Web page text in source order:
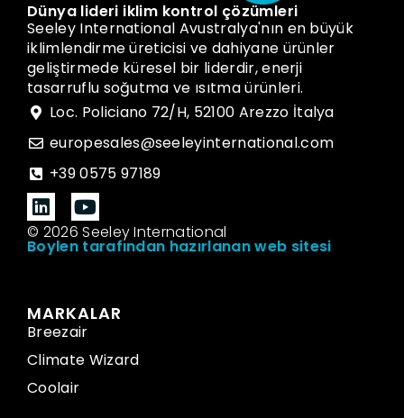
Dünya lideri iklim kontrol çözümleri
Seeley International Avustralya'nın en büyük
iklimlendirme üreticisi ve dahiyane ürünler
geliştirmede küresel bir liderdir, enerji
tasarruflu soğutma ve ısıtma ürünleri.
Loc. Policiano 72/H, 52100 Arezzo İtalya
europesales@seeleyinternational.com
+39 0575 97189
© 2026 Seeley International
Boylen tarafından hazırlanan web sitesi
MARKALAR
Breezair
Climate Wizard
Coolair